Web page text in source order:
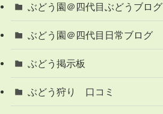
ぶどう園＠四代目ぶどうブログ
ぶどう園＠四代目日常ブログ
ぶどう掲示板
ぶどう狩り 口コミ